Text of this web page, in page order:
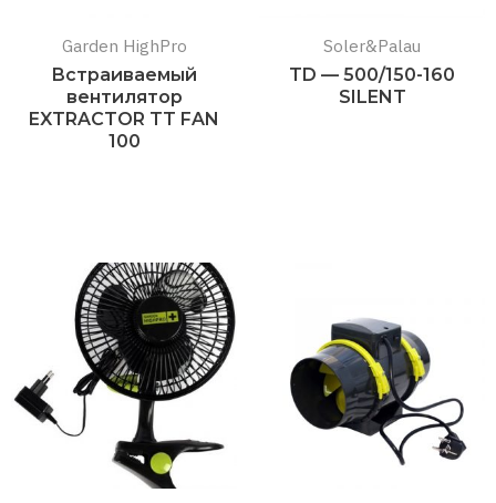
Garden HighPro
Встраиваемый
вентилятор
EXTRACTOR TT FAN
100
Soler&Palau
TD — 500/150-160
SILENT